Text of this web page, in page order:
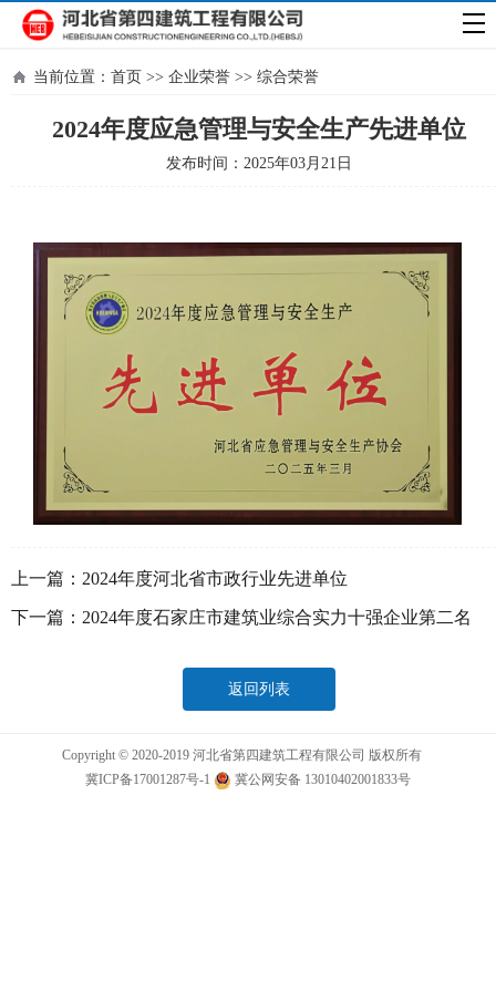
当前位置： 首页 >> 企业荣誉 >> 综合荣誉
2024年度应急管理与安全生产先进单位
发布时间：2025年03月21日
上一篇： 2024年度河北省市政行业先进单位
下一篇： 2024年度石家庄市建筑业综合实力十强企业第二名
返回列表
Copyright © 2020-2019 河北省第四建筑工程有限公司 版权所有
冀ICP备17001287号-1
冀公网安备 13010402001833号